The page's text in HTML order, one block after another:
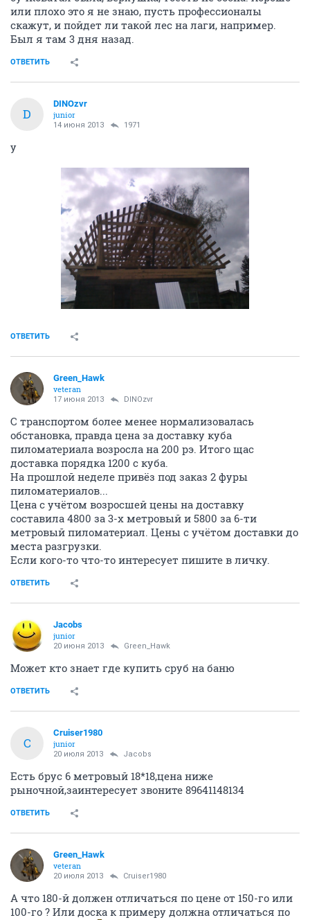
или плохо это я не знаю, пусть профессионалы
скажут, и пойдет ли такой лес на лаги, например.
Был я там 3 дня назад.
ОТВЕТИТЬ
D
DINOzvr
junior
14 июня 2013 1971
у
ОТВЕТИТЬ
Green_Hawk
veteran
17 июня 2013 DINOzvr
С транспортом более менее нормализовалась
обстановка, правда цена за доставку куба
пиломатериала возросла на 200 рэ. Итого щас
доставка порядка 1200 с куба.
На прошлой неделе привёз под заказ 2 фуры
пиломатериалов...
Цена с учётом возросшей цены на доставку
составила 4800 за 3-х метровый и 5800 за 6-ти
метровый пиломатериал. Цены с учётом доставки до
места разгрузки.
Если кого-то что-то интересует пишите в личку.
ОТВЕТИТЬ
Jacobs
junior
20 июня 2013 Green_Hawk
Может кто знает где купить сруб на баню
ОТВЕТИТЬ
C
Cruiser1980
junior
20 июля 2013 Jacobs
Есть брус 6 метровый 18*18,цена ниже
рыночной,заинтересует звоните 89641148134
ОТВЕТИТЬ
Green_Hawk
veteran
20 июля 2013 Cruiser1980
А что 180-й должен отличаться по цене от 150-го или
100-го ? Или доска к примеру должна отличаться по